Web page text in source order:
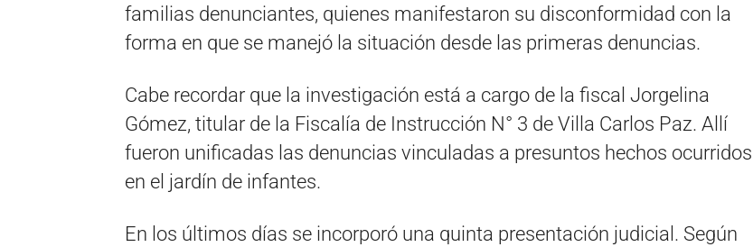
familias denunciantes, quienes manifestaron su disconformidad con la
forma en que se manejó la situación desde las primeras denuncias.
Cabe recordar que la investigación está a cargo de la fiscal Jorgelina
Gómez, titular de la Fiscalía de Instrucción N° 3 de Villa Carlos Paz. Allí
fueron unificadas las denuncias vinculadas a presuntos hechos ocurridos
en el jardín de infantes.
En los últimos días se incorporó una quinta presentación judicial. Según